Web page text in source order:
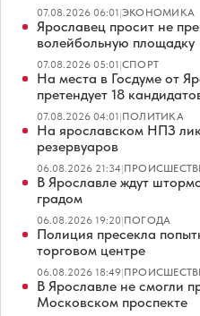
07.08.2026 06:01|ЭКОНОМИКА
Ярославец просит не
волейбольную площадку
07.08.2026 05:01|СПОРТ
На места в Госдуме от
претендует 18
07.08.2026 04:01|ПОЛИТИКА
На ярославском НПЗ
резервуаров
06.08.2026 21:34|
В Ярославле ждут
градом
06.08.2026 19:20|ПОГОДА
Полиция пресекла
торговом центре
06.08.2026 18:49|
В Ярославле не смогли
Московском проспекте